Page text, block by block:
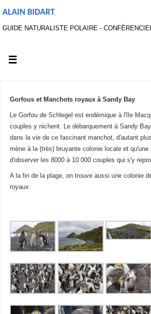
ALAIN BIDART
GUIDE NATURALISTE POLAIRE -
Gorfous et Manchots royaux à Sandy Bay
Le Gorfou de Schlegel est endémique à l'île
couples y nichent. Le débarquement à Sandy
dans la vie de ce fascinant manchot, d'autant
mène à la (très) bruyante colonie locale et qu'une
d'observer les 8000 à 10 000 couples qui s'y
A la fin de la plage, on trouve aussi une colonie
royaux.